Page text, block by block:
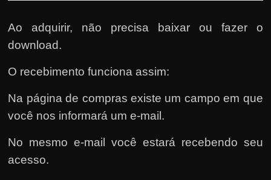
Ao adquirir, não precisa baixar ou fazer o
download.
O recebimento funciona assim:
Na página de compras existe um campo em que
você nos informará um e-mail.
No mesmo e-mail você estará recebendo seu
acesso.